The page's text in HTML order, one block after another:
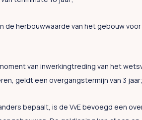
de herbouwwaarde van het gebouw
van inwerkingtreding van het
geldt een overgangstermijn van 3 jaar;
bepaalt, is de VvE bevoegd een